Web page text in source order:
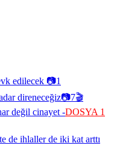
edilecek 📷1
direneceğiz📷7🎬
değil cinayet -DOSYA 1
de ihlaller de iki kat arttı